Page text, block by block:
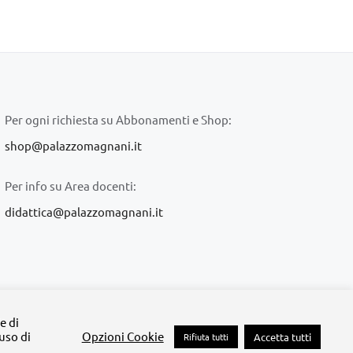
Per ogni richiesta su Abbonamenti e Shop:
shop@palazzomagnani.it
Per info su Area docenti:
didattica@palazzomagnani.it
di
di
Opzioni Cookie Rifiuta tutti Accetta tutti